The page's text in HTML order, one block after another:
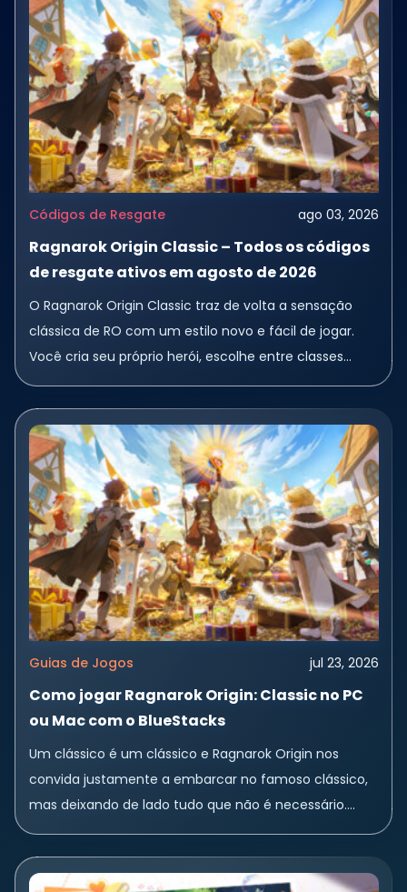
Códigos de Resgate ago 03, 2026
Ragnarok Origin Classic – Todos os códigos
de resgate ativos em agosto de 2026
O Ragnarok Origin Classic traz de volta a sensação
clássica de RO com um estilo novo e fácil de jogar.
Você cria seu próprio herói, escolhe entre classes
conhecidas como...
Guias de Jogos jul 23, 2026
Como jogar Ragnarok Origin: Classic no PC
ou Mac com o BlueStacks
Um clássico é um clássico e Ragnarok Origin nos
convida justamente a embarcar no famoso clássico,
mas deixando de lado tudo que não é necessário.
Com ainda mais aventuras, trajes...